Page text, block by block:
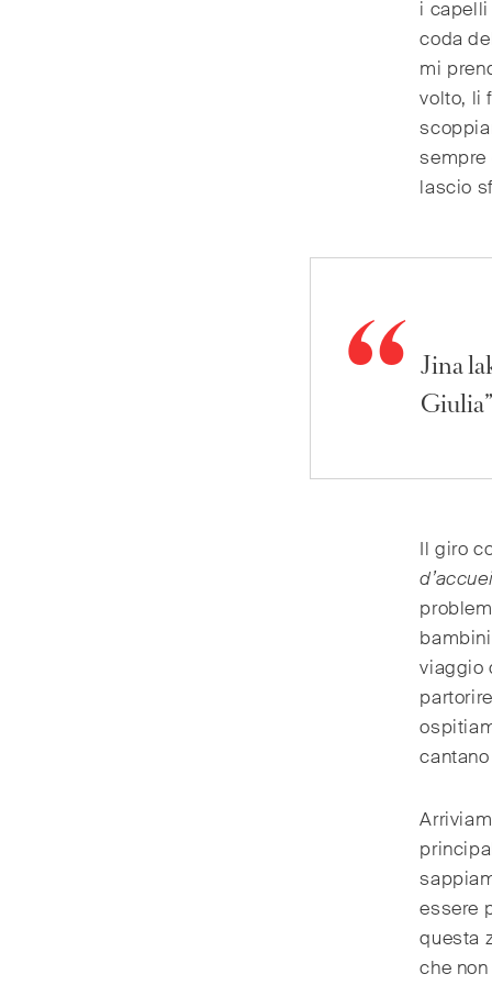
i capelli
coda
mi
volto, li
sempre
lascio
Jina
Il giro
viaggio
essere
questa
che